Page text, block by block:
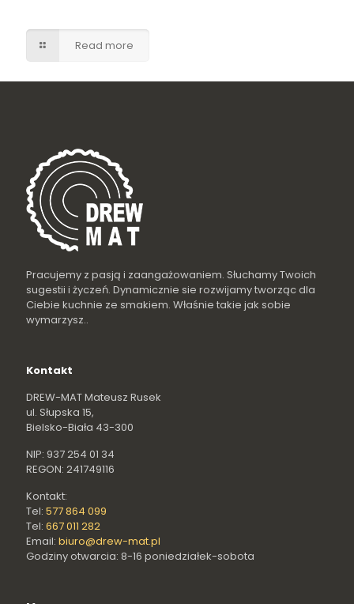
Read more
Pracujemy z pasją i zaangażowaniem. Słuchamy Twoich
sugestii i życzeń. Dynamicznie sie rozwijamy tworząc dla
Ciebie kuchnie ze smakiem. Właśnie takie jak sobie
wymarzysz..
Kontakt
DREW-MAT Mateusz Rusek
ul. Słupska 15,
Bielsko-Biała 43-300
NIP: 937 254 01 34
REGON: 241749116
Kontakt:
Tel: 577 864 099
Tel: 667 011 282
Email: biuro@drew-mat.pl
Godziny otwarcia: 8-16 poniedziałek-sobota